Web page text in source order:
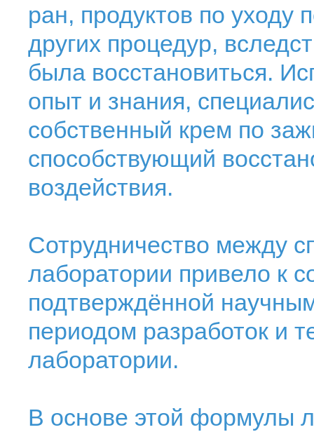
ран, продуктов по уходу
других процедур,
была восстановиться.
опыт и знания,
собственный крем по
способствующий
воздействия.
Сотрудничество между
лаборатории привело к
подтверждённой
периодом разработок и
лаборатории.
В основе этой формулы